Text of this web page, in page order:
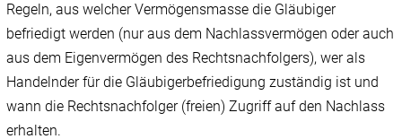
Regeln, aus welcher Vermögensmasse die Gläubiger
befriedigt werden (nur aus dem Nachlassvermögen oder auch
aus dem Eigenvermögen des Rechtsnachfolgers), wer als
Handelnder für die Gläubigerbefriedigung zuständig ist und
wann die Rechtsnachfolger (freien) Zugriff auf den Nachlass
erhalten.